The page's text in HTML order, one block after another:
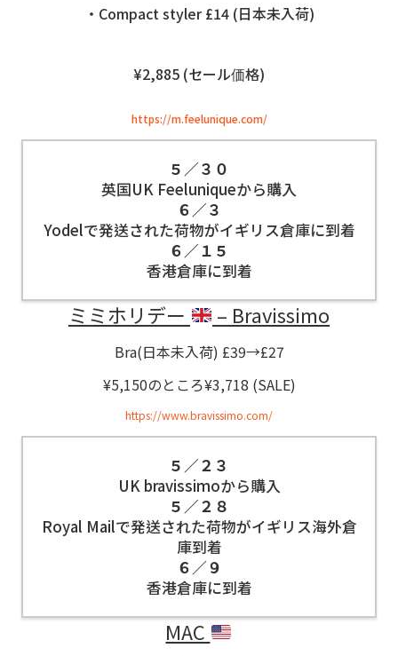
・Compact styler £14 (日本未入荷)
¥2,885 (セール価格)
https://m.feelunique.com/
５／３０
英国UK Feeluniqueから購入
６／３
Yodelで発送された荷物がイギリス倉庫に到着
６／１５
香港倉庫に到着
ミミホリデー – Bravissimo
Bra(日本未入荷) £39→£27
¥5,150のところ¥3,718 (SALE)
https://www.bravissimo.com/
５／２３
UK bravissimoから購入
５／２８
Royal Mailで発送された荷物がイギリス海外倉
庫到着
６／９
香港倉庫に到着
MAC